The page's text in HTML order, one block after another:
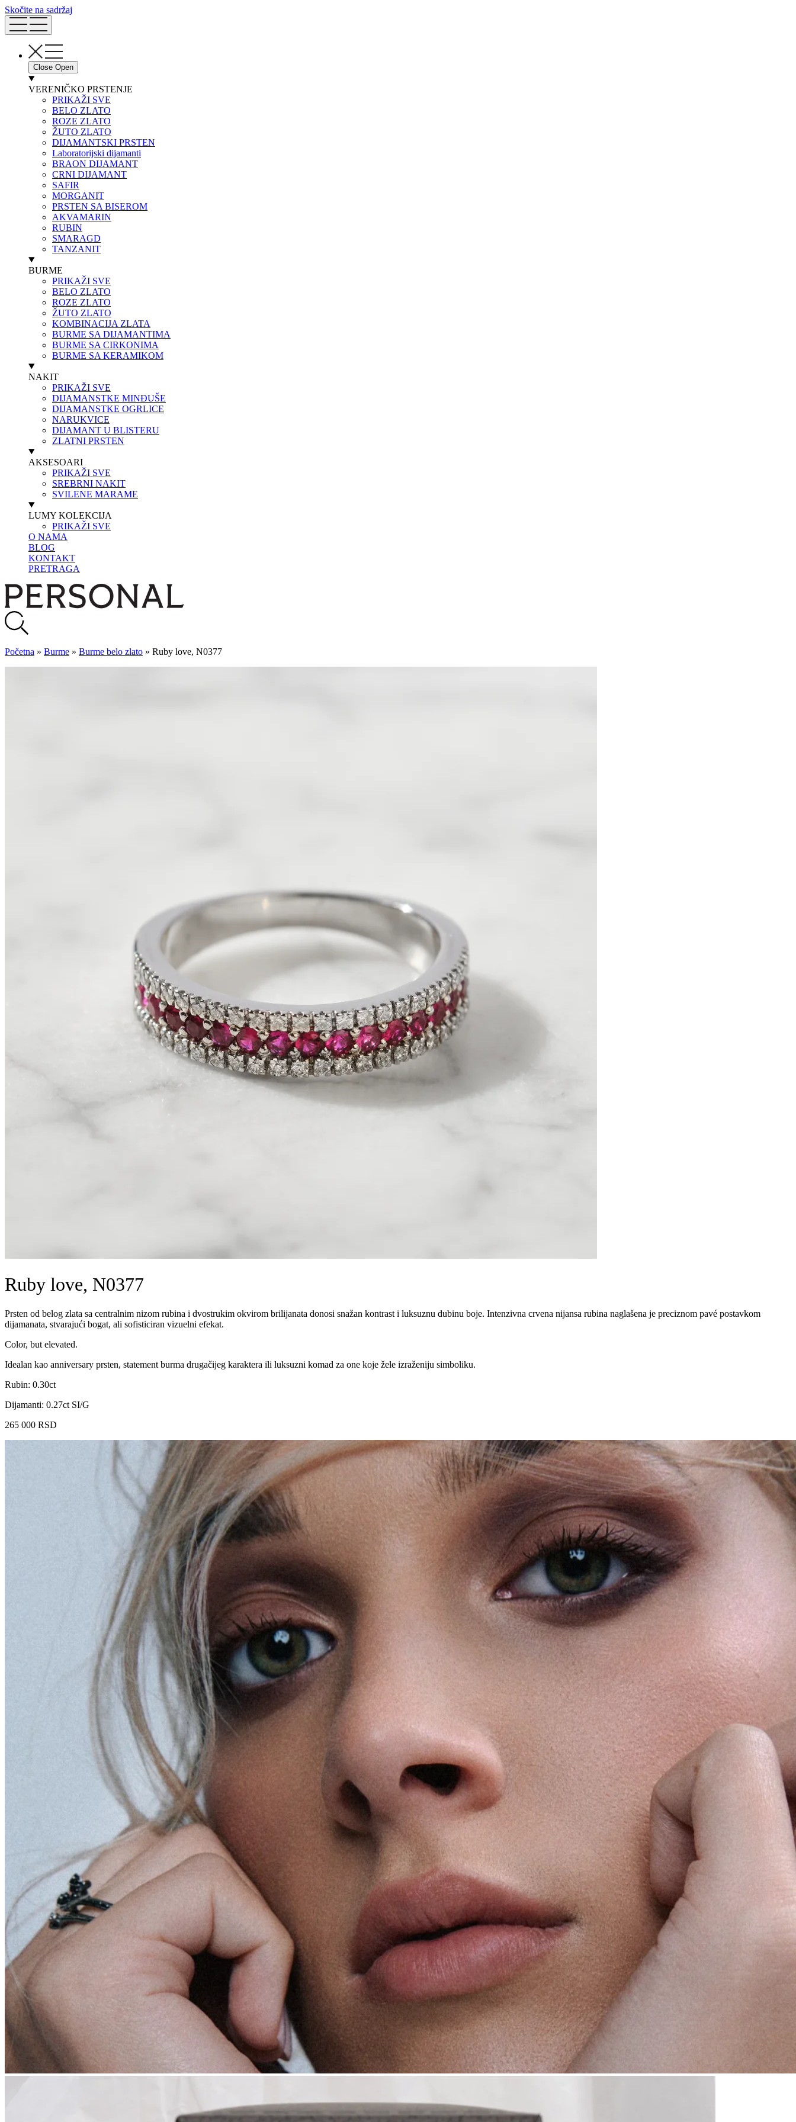
Skočite na sadržaj
Close Open
VERENIČKO PRSTENJE
PRIKAŽI SVE
BELO ZLATO
ROZE ZLATO
ŽUTO ZLATO
DIJAMANTSKI PRSTEN
Laboratorijski dijamanti
BRAON DIJAMANT
CRNI DIJAMANT
SAFIR
MORGANIT
PRSTEN SA BISEROM
AKVAMARIN
RUBIN
SMARAGD
TANZANIT
BURME
PRIKAŽI SVE
BELO ZLATO
ROZE ZLATO
ŽUTO ZLATO
KOMBINACIJA ZLATA
BURME SA DIJAMANTIMA
BURME SA CIRKONIMA
BURME SA KERAMIKOM
NAKIT
PRIKAŽI SVE
DIJAMANSTKE MINĐUŠE
DIJAMANSTKE OGRLICE
NARUKVICE
DIJAMANT U BLISTERU
ZLATNI PRSTEN
AKSESOARI
PRIKAŽI SVE
SREBRNI NAKIT
SVILENE MARAME
LUMY KOLEKCIJA
PRIKAŽI SVE
O NAMA
BLOG
KONTAKT
PRETRAGA
Početna » Burme » Burme belo zlato » Ruby love, N0377
Ruby love, N0377
Prsten od belog zlata sa centralnim nizom rubina i dvostrukim okvirom brilijanata donosi snažan kontrast i luksuznu dubinu boje. Intenzivna crvena nijansa rubina naglašena je preciznom pavé postavkom
dijamanata, stvarajući bogat, ali sofisticiran vizuelni efekat.
Color, but elevated.
Idealan kao anniversary prsten, statement burma drugačijeg karaktera ili luksuzni komad za one koje žele izraženiju simboliku.
Rubin: 0.30ct
Dijamanti: 0.27ct SI/G
265 000 RSD